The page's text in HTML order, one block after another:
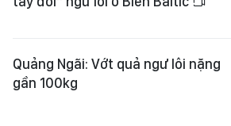
Quảng Ngãi: Vớt quả ngư lôi nặng
gần 100kg